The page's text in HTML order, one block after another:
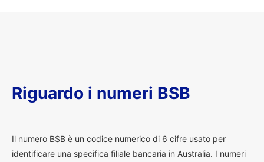
Riguardo i numeri BSB
Il numero BSB è un codice numerico di 6 cifre usato per
identificare una specifica filiale bancaria in Australia. I numeri